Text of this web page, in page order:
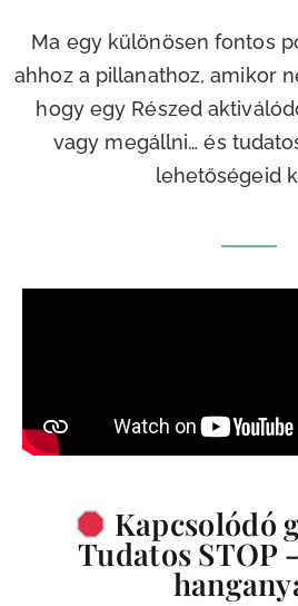
Ma egy különösen fontos
ahhoz a pillanathoz, amikor
hogy egy Részed
vagy megállni… és
lehetőségeid
Kapcsolódó
Tudatos STOP